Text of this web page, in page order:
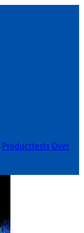
Producttests Over